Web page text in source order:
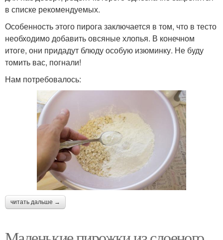
в списке рекомендуемых.
Особенность этого пирога заключается в том, что в тесто
необходимо добавить овсяные хлопья. В конечном
итоге, они придадут блюду особую изюминку. Не буду
томить вас, погнали!
Нам потребовалось:
читать дальше →